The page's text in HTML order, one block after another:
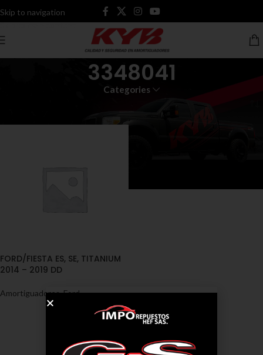
Skip to navigation
Skip to main content
3348041
Categories
FORD/FIESTA ES, SE, TITANIUM
2014 – 2019 DD
Amortiguadores,Ford